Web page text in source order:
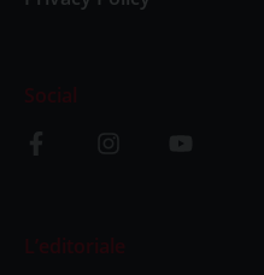
Social
L’editoriale